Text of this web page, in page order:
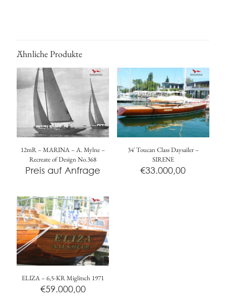
Ähnliche Produkte
12mR – MARINA – A. Mylne –
Recreate of Design No.368
Preis auf Anfrage
34′ Toucan Class Daysailer –
SIRENE
€33.000,00
ELIZA – 6,5-KR Miglitsch 1971
€59.000,00